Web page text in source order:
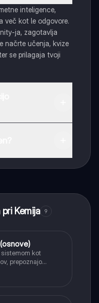
inteligence,
več kot le odgovore.
ja, zagotavlja
načrte učenja, kvize
se prilagaja tvoji
Kemija 9
kot
prepoznajo
kovinami in